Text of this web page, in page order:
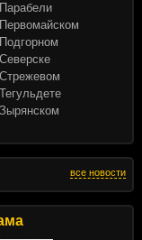
все новости